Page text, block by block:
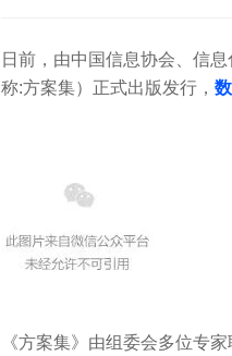
日前，由中国信息协会、信
称:方案集）正式出版发行，
《方案集》由组委会多位专